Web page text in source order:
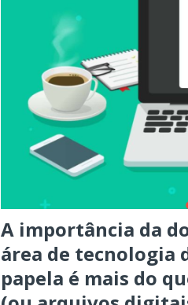
A importância da
área de tecnologia
papela é mais do